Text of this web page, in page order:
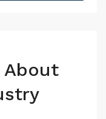
About